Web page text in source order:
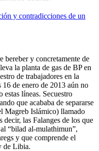
y contradicciones de un
bereber y concretamente de
la planta de gas de BP en
de trabajadores en la
de enero de 2013 aún no
líneas. Secuestro
que acababa de separarse
Magreb Islámico) llamado
las Falanges de los que
“bilad al-mulathimun”,
y que comprende el
de Libia.